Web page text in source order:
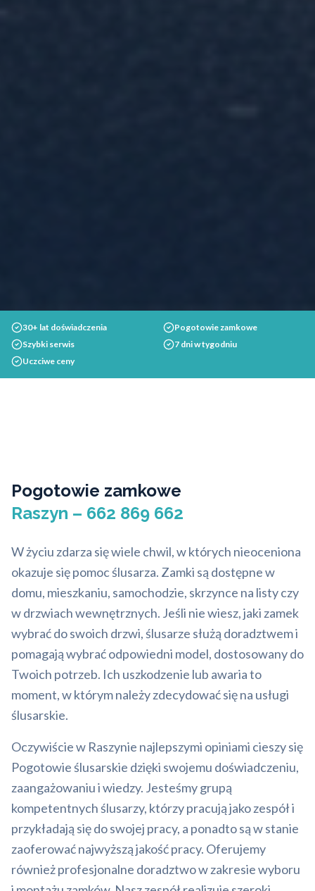
30+ lat doświadczenia
Pogotowie zamkowe
Szybki serwis
7 dni w tygodniu
Uczciwe ceny
Pogotowie zamkowe
Raszyn – 662 869 662
W życiu zdarza się wiele chwil, w których nieoceniona
okazuje się pomoc ślusarza. Zamki są dostępne w
domu, mieszkaniu, samochodzie, skrzynce na listy czy
w drzwiach wewnętrznych. Jeśli nie wiesz, jaki zamek
wybrać do swoich drzwi, ślusarze służą doradztwem i
pomagają wybrać odpowiedni model, dostosowany do
Twoich potrzeb. Ich uszkodzenie lub awaria to
moment, w którym należy zdecydować się na usługi
ślusarskie.
Oczywiście w Raszynie najlepszymi opiniami cieszy się
Pogotowie ślusarskie dzięki swojemu doświadczeniu,
zaangażowaniu i wiedzy. Jesteśmy grupą
kompetentnych ślusarzy, którzy pracują jako zespół i
przykładają się do swojej pracy, a ponadto są w stanie
zaoferować najwyższą jakość pracy. Oferujemy
również profesjonalne doradztwo w zakresie wyboru